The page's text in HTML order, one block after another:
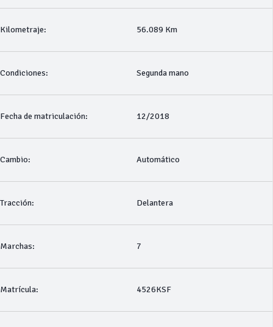
Kilometraje: 56.089 Km
Condiciones: Segunda mano
Fecha de matriculación: 12/2018
Cambio: Automático
Tracción: Delantera
Marchas: 7
Matrícula: 4526KSF